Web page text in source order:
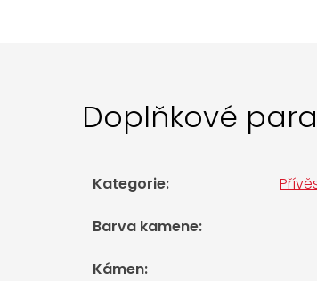
Doplňkové
Kategorie:
Barva kamene:
Kámen: